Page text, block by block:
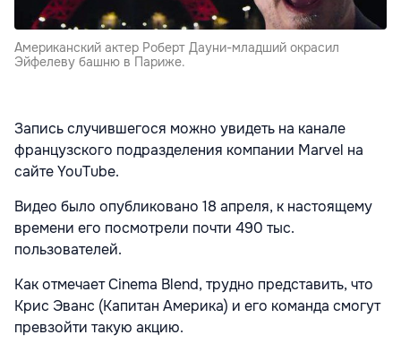
Американский актер Роберт Дауни-младший окрасил
Эйфелеву башню в Париже.
Запись случившегося можно увидеть на канале
французского подразделения компании Marvel на
сайте YouTube.
Видео было опубликовано 18 апреля, к настоящему
времени его посмотрели почти 490 тыс.
пользователей.
Как отмечает Cinema Blend, трудно представить, что
Крис Эванс (Капитан Америка) и его команда смогут
превзойти такую акцию.